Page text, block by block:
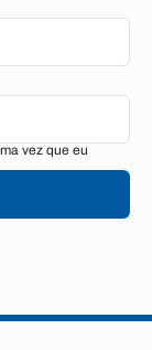
vez que eu